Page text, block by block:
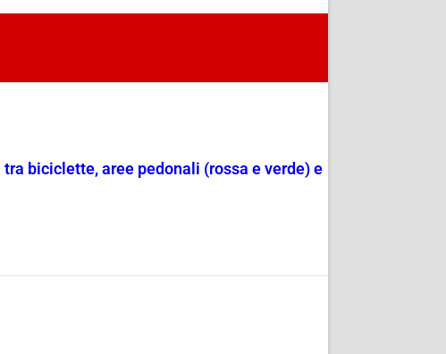
biciclette, aree pedonali (rossa e verde) e